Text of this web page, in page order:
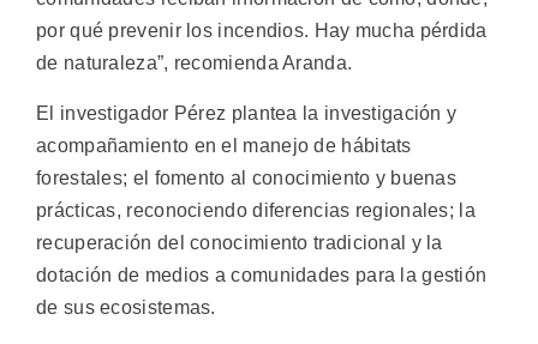
por qué prevenir los incendios. Hay mucha pérdida
de naturaleza”, recomienda Aranda.
El investigador Pérez plantea la investigación y
acompañamiento en el manejo de hábitats
forestales; el fomento al conocimiento y buenas
prácticas, reconociendo diferencias regionales; la
recuperación del conocimiento tradicional y la
dotación de medios a comunidades para la gestión
de sus ecosistemas.